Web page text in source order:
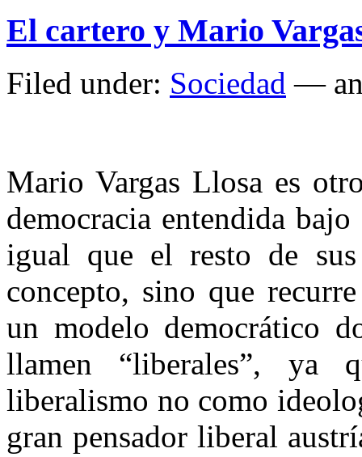
El cartero y Mario
Filed under: Sociedad —
Mario Vargas Llosa es
democracia entendida
igual que el resto de
concepto, sino que
un modelo democrático
llamen “liberales”, ya
liberalismo no como
gran pensador liberal